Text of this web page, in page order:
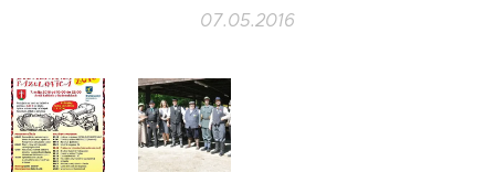
07.05.2016